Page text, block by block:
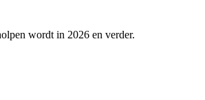
wordt in 2026 en verder.